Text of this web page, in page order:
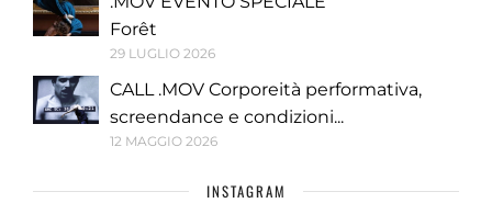
Forêt
29 LUGLIO 2026
CALL .MOV Corporeità performativa,
screendance e condizioni...
12 MAGGIO 2026
INSTAGRAM